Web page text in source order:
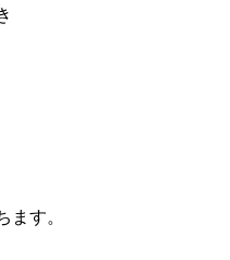
ます。